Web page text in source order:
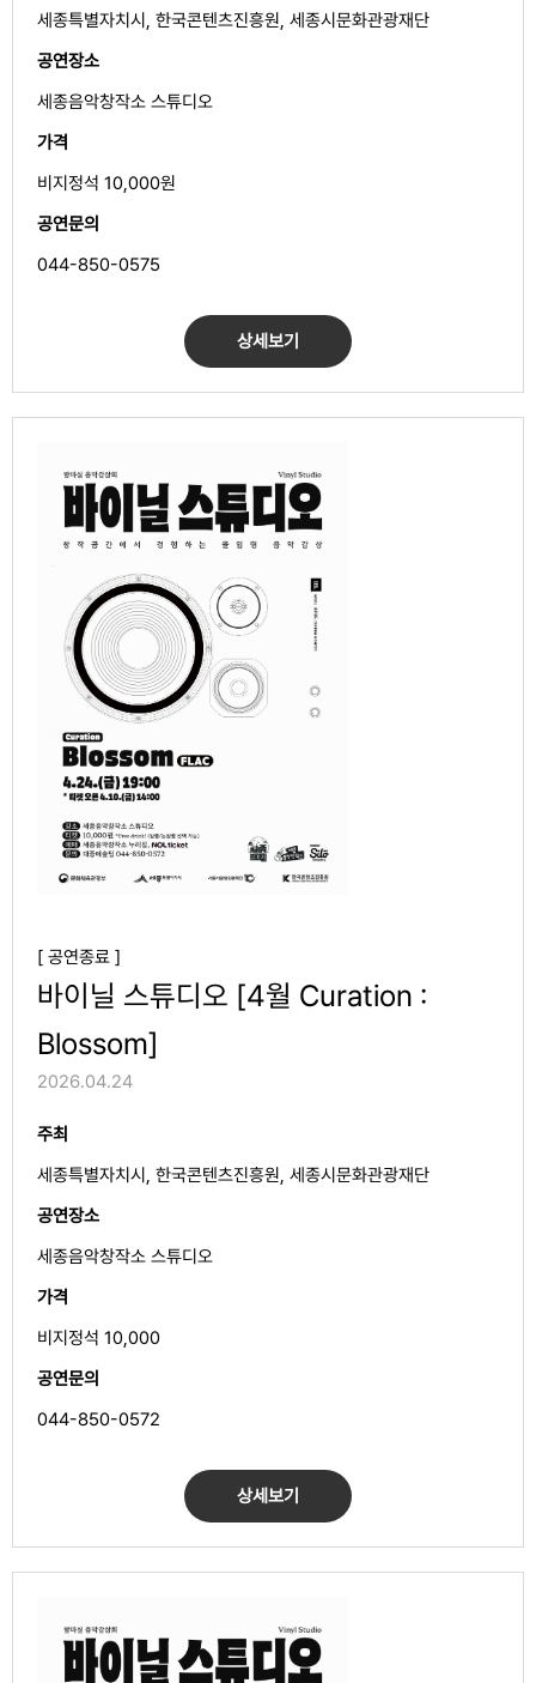
세종특별자치시, 한국콘텐츠진흥원, 세종시문화관광재단
공연장소
세종음악창작소 스튜디오
가격
비지정석 10,000원
공연문의
044-850-0575
상세보기
[ 공연종료 ]
바이닐 스튜디오 [4월 Curation :
Blossom]
2026.04.24
주최
세종특별자치시, 한국콘텐츠진흥원, 세종시문화관광재단
공연장소
세종음악창작소 스튜디오
가격
비지정석 10,000
공연문의
044-850-0572
상세보기